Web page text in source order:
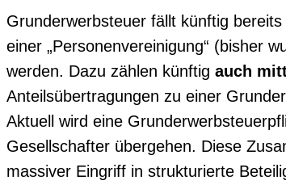
Grunderwerbsteuer fällt künftig bereits
einer „Personenvereinigung“ (bisher
werden. Dazu zählen künftig auch
Anteilsübertragungen zu einer
Aktuell wird eine
Gesellschafter übergehen. Diese
massiver Eingriff in strukturierte